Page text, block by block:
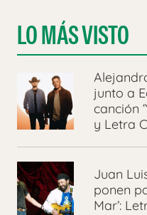
LO MÁS VISTO
junto a
canción
y Letra
Juan
ponen
Mar’: